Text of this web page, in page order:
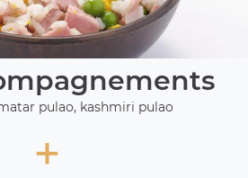
pulao, kashmiri pulao
+